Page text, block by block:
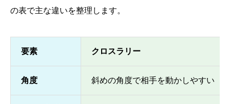
の表で主な違いを整理します。
要素 クロスラリー
角度 斜めの角度で相手を動かしやすい